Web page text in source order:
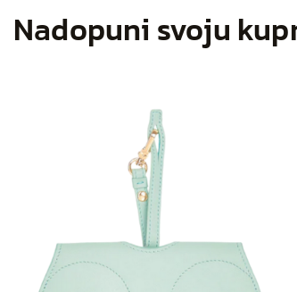
Nadopuni svoju